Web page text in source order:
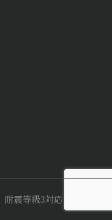
耐震等級3対応